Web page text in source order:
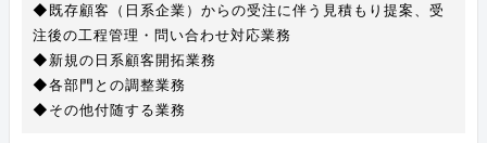
◆既存顧客（日系企業）からの受注に伴う見積もり提案、受
注後の工程管理・問い合わせ対応業務
◆新規の日系顧客開拓業務
◆各部門との調整業務
◆その他付随する業務